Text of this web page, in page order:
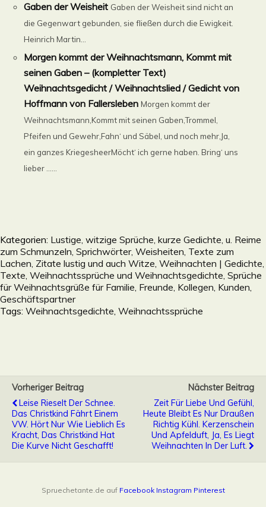
Gaben der Weisheit Gaben der Weisheit sind nicht an
die Gegenwart gebunden, sie fließen durch die Ewigkeit.
Heinrich Martin...
Morgen kommt der Weihnachtsmann, Kommt mit
seinen Gaben – (kompletter Text)
Weihnachtsgedicht / Weihnachtslied / Gedicht von
Hoffmann von Fallersleben Morgen kommt der
Weihnachtsmann,Kommt mit seinen Gaben,Trommel,
Pfeifen und Gewehr,Fahn‘ und Säbel, und noch mehr,Ja,
ein ganzes KriegesheerMöcht‘ ich gerne haben. Bring‘ uns
lieber ......
Kategorien: Lustige, witzige Sprüche, kurze Gedichte, u. Reime
zum Schmunzeln, Sprichwörter, Weisheiten, Texte zum
Lachen, Zitate lustig und auch Witze Weihnachten | Gedichte,
Texte, Weihnachtssprüche und Weihnachtsgedichte, Sprüche
für Weihnachtsgrüße für Familie, Freunde, Kollegen, Kunden,
Geschäftspartner
Tags: Weihnachtsgedichte Weihnachtssprüche
Vorheriger Beitrag
Leise Rieselt Der Schnee.
Das Christkind Fährt Einem
VW. Hört Nur Wie Lieblich Es
Kracht, Das Christkind Hat
Die Kurve Nicht Geschafft!
Nächster Beitrag
Zeit Für Liebe Und Gefühl,
Heute Bleibt Es Nur Draußen
Richtig Kühl. Kerzenschein
Und Apfelduft, Ja, Es Liegt
Weihnachten In Der Luft.
Spruechetante.de auf Facebook Instagram Pinterest